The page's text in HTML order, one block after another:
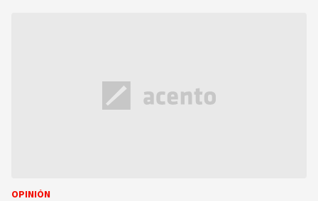
OPINIÓN